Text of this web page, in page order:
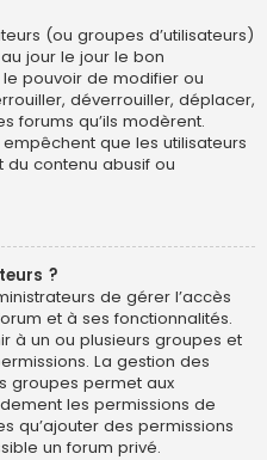
(ou groupes d’utilisateurs)
jour le jour le bon
pouvoir de modifier ou
déverrouiller, déplacer,
forums qu’ils modèrent.
que les utilisateurs
contenu abusif ou
?
de gérer l’accès
et à ses fonctionnalités.
à un ou plusieurs groupes et
La gestion des
groupes permet aux
les permissions de
qu’ajouter des permissions
un forum privé.